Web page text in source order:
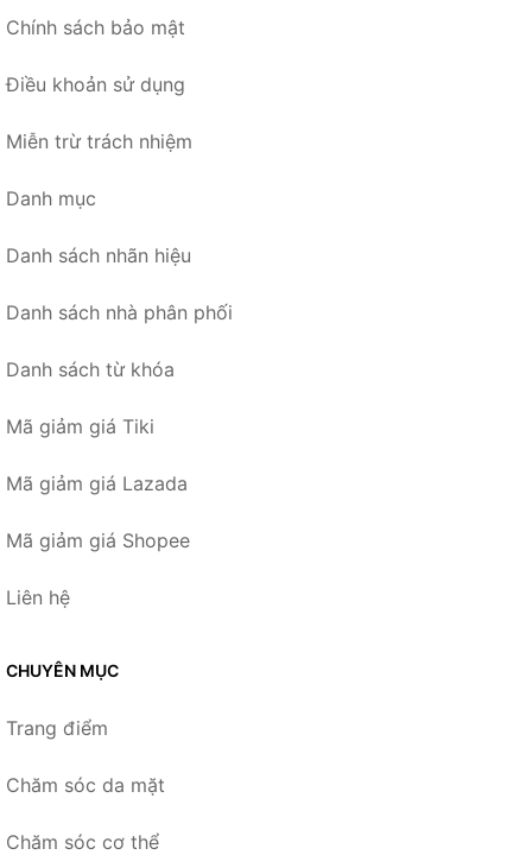
Chính sách bảo mật
Điều khoản sử dụng
Miễn trừ trách nhiệm
Danh mục
Danh sách nhãn hiệu
Danh sách nhà phân phối
Danh sách từ khóa
Mã giảm giá Tiki
Mã giảm giá Lazada
Mã giảm giá Shopee
Liên hệ
CHUYÊN MỤC
Trang điểm
Chăm sóc da mặt
Chăm sóc cơ thể